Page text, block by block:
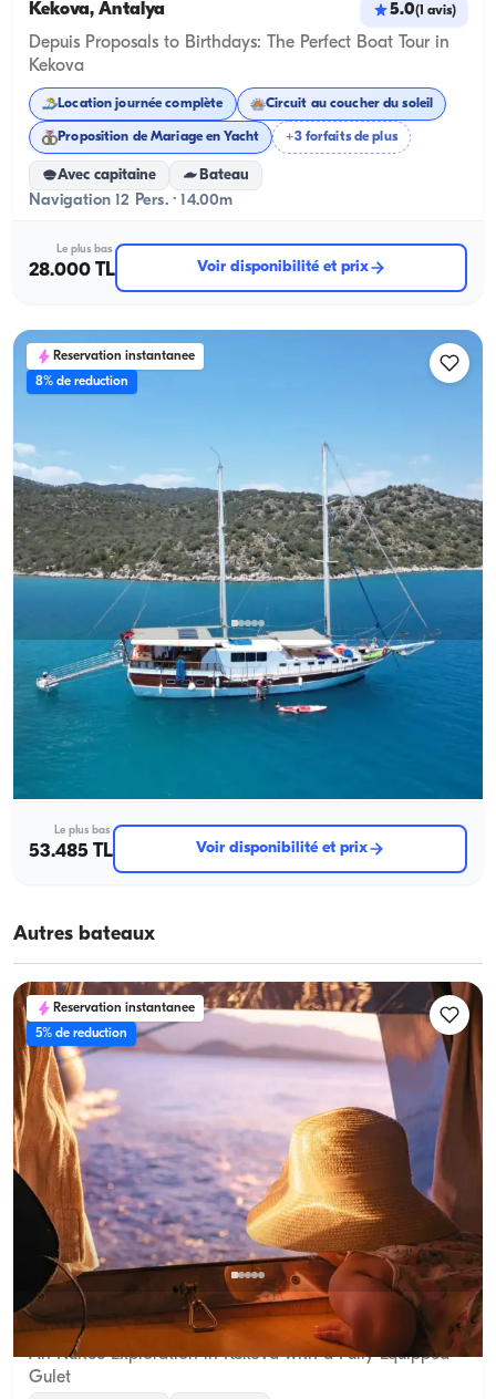
Kekova, Antalya 5.0(1 avis)
Depuis Proposals to Birthdays: The Perfect Boat Tour in
Kekova
Location journée complète Circuit au coucher du soleil
Proposition de Mariage en Yacht +3 forfaits de plus
Avec capitaine Bateau
Navigation 12 Pers. · 14.00m
Le plus bas
28.000 TL Voir disponibilité et prix
Reservation instantanee
8% de reduction
Kekova, Antalya Nouveau bateau
Explore the Hidden Coves of Kekova with a 16-Person, 8-
cabines Gulet
Avec capitaine
Le plus bas
53.485 TL Voir disponibilité et prix
Autres bateaux
Reservation instantanee
5% de reduction
Kekova, Antalya Nouveau bateau
An Nuitée Exploration in Kekova with a Fully Equipped
Gulet